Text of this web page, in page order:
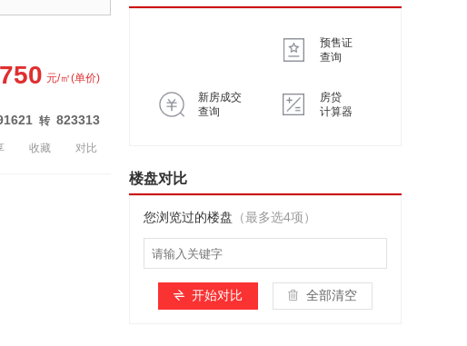
转 823313
元/㎡(单价)
收藏 对比
预售证
查询
新房成交
查询
房贷
计算器
楼盘对比
您浏览过的楼盘 （最多选4项）
开始对比 全部清空